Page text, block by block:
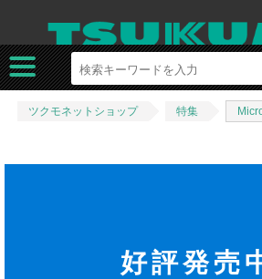
ツクモネットショップ 特集
好評発売